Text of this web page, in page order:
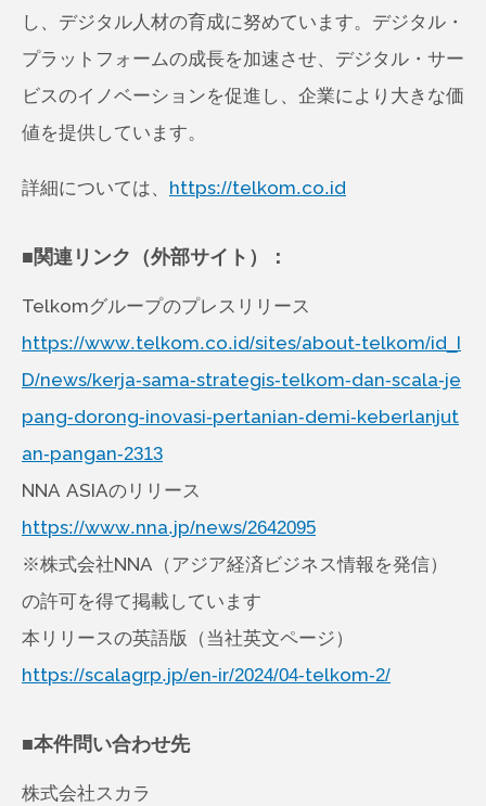
し、デジタル人材の育成に努めています。デジタル・
プラットフォームの成長を加速させ、デジタル・サー
ビスのイノベーションを促進し、企業により大きな価
値を提供しています。
詳細については、 https://telkom.co.id
■関連リンク（外部サイト）：
Telkomグループのプレスリリース
https://www.telkom.co.id/sites/about-telkom/id_I
D/news/kerja-sama-strategis-telkom-dan-scala-je
pang-dorong-inovasi-pertanian-demi-keberlanjut
an-pangan-2313
NNA ASIAのリリース
https://www.nna.jp/news/2642095
※株式会社NNA（アジア経済ビジネス情報を発信）
の許可を得て掲載しています
本リリースの英語版（当社英文ページ）
https://scalagrp.jp/en-ir/2024/04-telkom-2/
■本件問い合わせ先
株式会社スカラ